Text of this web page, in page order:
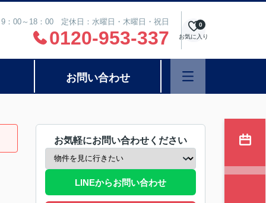
：00～18：00 定休日：水曜日・木曜日・祝日
0120-953-337 お気に入り
0
お問い合わせ
お気軽にお問い合わせください
LINEからお問い合わせ